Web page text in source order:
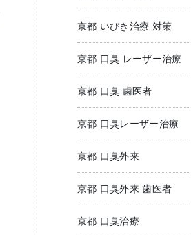
京都 いびき治療 対策
京都 口臭 レーザー治療
京都 口臭 歯医者
京都 口臭レーザー治療
京都 口臭外来
京都 口臭外来 歯医者
京都 口臭治療